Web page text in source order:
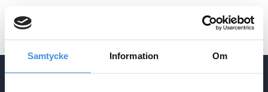
Samtycke Information Om
EN